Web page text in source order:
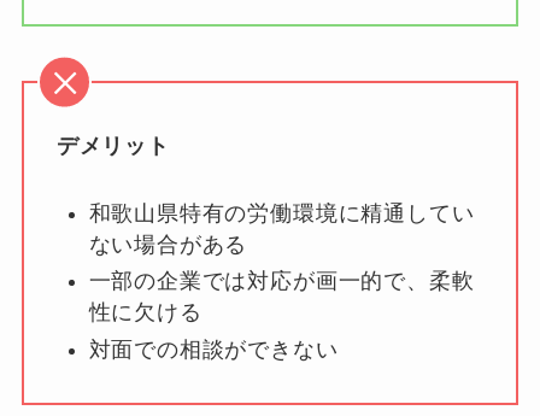
デメリット
和歌山県特有の労働環境に精通してい
ない場合がある
一部の企業では対応が画一的で、柔軟
性に欠ける
対面での相談ができない